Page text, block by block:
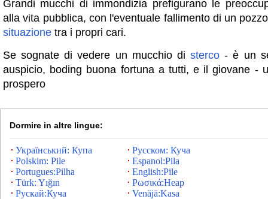
Grandi mucchi di immondizia prefigurano le
alla vita pubblica, con l'eventuale fallimento di un
situazione tra i propri cari.
Se sognate di vedere un mucchio disterco - è un
auspicio, boding buona fortuna a tutti, e il giovane -
prospero
Dormire in altre lingue:
Український: Купа
Русском: Куча
Polskim: Pile
Espanol:Pila
Portugues:Pilha
English:Pile
Türk: Yığın
Ρωσικά:Heap
Рускай:Куча
Venäjä:Kasa